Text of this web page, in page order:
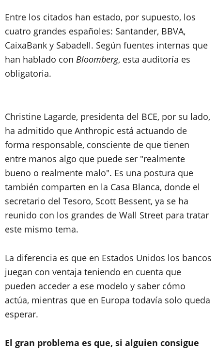
Entre los citados han estado, por supuesto, los
cuatro grandes españoles: Santander, BBVA,
CaixaBank y Sabadell. Según fuentes internas que
han hablado con Bloomberg, esta auditoría es
obligatoria.
Christine Lagarde, presidenta del BCE, por su lado,
ha admitido que Anthropic está actuando de
forma responsable, consciente de que tienen
entre manos algo que puede ser "realmente
bueno o realmente malo". Es una postura que
también comparten en la Casa Blanca, donde el
secretario del Tesoro, Scott Bessent, ya se ha
reunido con los grandes de Wall Street para tratar
este mismo tema.
La diferencia es que en Estados Unidos los bancos
juegan con ventaja teniendo en cuenta que
pueden acceder a ese modelo y saber cómo
actúa, mientras que en Europa todavía solo queda
esperar.
El gran problema es que, si alguien consigue